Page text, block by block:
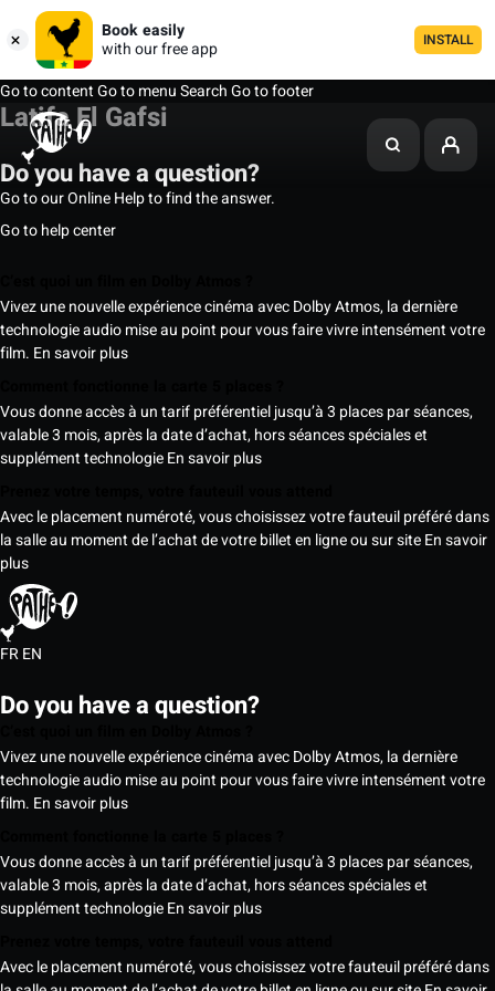
Book easily
with our free app
INSTALL
Go to contentGo to menuSearchGo to footer
Latifa El Gafsi
Do you have a question?
Go to our Online Help to find the answer.
Go to help center
Vivez une nouvelle expérience cinéma avec Dolby Atmos, la dernière
technologie audio mise au point pour vous faire vivre intensément votre
film. En savoir plus
Vous donne accès à un tarif préférentiel jusqu’à 3 places par séances,
valable 3 mois, après la date d’achat, hors séances spéciales et
supplément technologieEn savoir plus
Avec le placement numéroté, vous choisissez votre fauteuil préféré dans
la salle au moment de l’achat de votre billet en ligne ou sur siteEn savoir
plus
FREN
Do you have a question?
Vivez une nouvelle expérience cinéma avec Dolby Atmos, la dernière
technologie audio mise au point pour vous faire vivre intensément votre
film. En savoir plus
Vous donne accès à un tarif préférentiel jusqu’à 3 places par séances,
valable 3 mois, après la date d’achat, hors séances spéciales et
supplément technologieEn savoir plus
Avec le placement numéroté, vous choisissez votre fauteuil préféré dans